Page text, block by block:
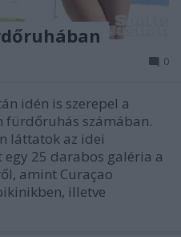
0
idén is szerepel a
fürdőruhás számában.
láttatok az idei
25 darabos galéria a
amint Curaçao
illetve